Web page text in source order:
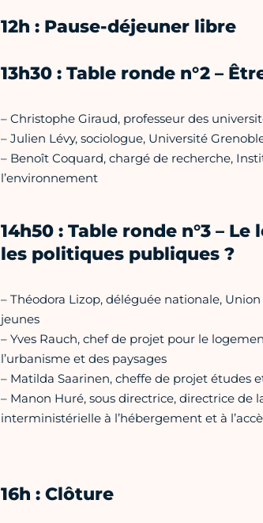
12h : Pause-déjeuner libre
13h30 : Table ronde n°2 –
– Christophe Giraud, professeur des
– Julien Lévy, sociologue, Université
– Benoît Coquard, chargé de recherche,
l’environnement
14h50 : Table ronde n°3 –
les politiques publiques ?
– Théodora Lizop, déléguée nationale,
jeunes
– Yves Rauch, chef de projet pour le
l’urbanisme et des paysages
– Matilda Saarinen, cheffe de projet études
– Manon Huré, sous directrice, directrice
interministérielle à l’hébergement et à
16h : Clôture